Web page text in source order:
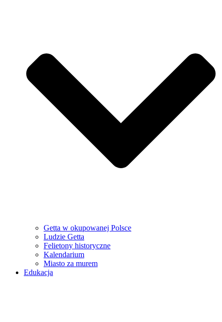
Getta w okupowanej Polsce
Ludzie Getta
Felietony historyczne
Kalendarium
Miasto za murem
Edukacja